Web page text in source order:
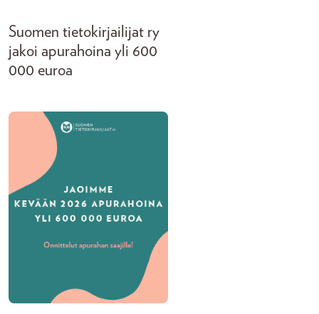
Suomen tietokirjailijat ry
jakoi apurahoina yli 600
000 euroa